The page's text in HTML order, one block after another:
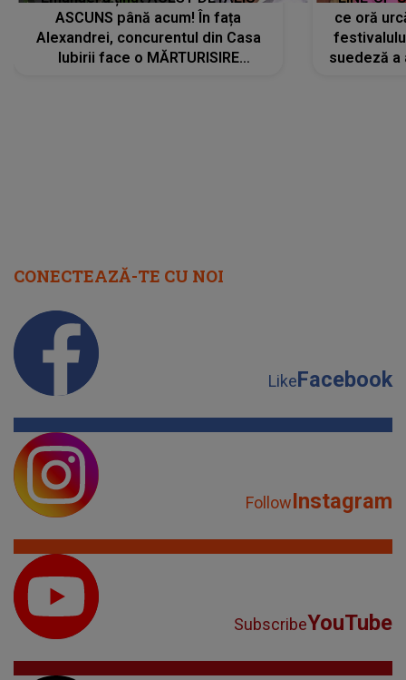
ASCUNS până acum! În fața
Alexandrei, concurentul din Casa
Iubirii face o MĂRTURISIRE
ce oră
suedeză a
CONECTEAZĂ-TE CU NOI
LikeFacebook
FollowInstagram
SubscribeYouTube